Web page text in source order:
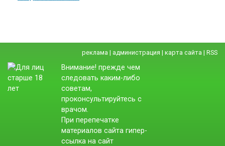
реклама | администрация | карта сайта | RSS
Внимание! прежде чем
следовать каким-либо
советам,
проконсультируйтесь с
врачом.
При перепечатке
материалов сайта гипер-
ссылка на сайт